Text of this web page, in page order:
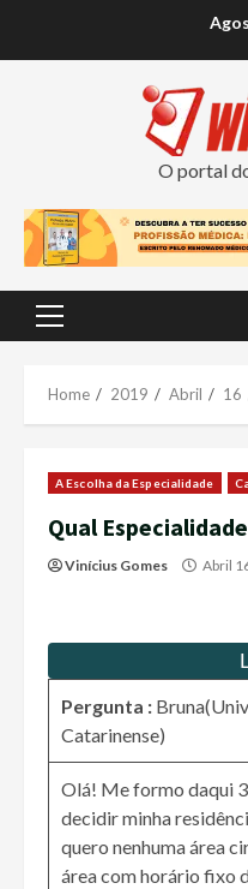
O portal
Primary
Home 2019 Abril 16
A Escolha da Especialidade
Qual
Vinícius Gomes Abril
Pergunta :
Catarinense)
Olá! Me formo daqui
decidir minha
quero nenhuma área
área com horário fixo